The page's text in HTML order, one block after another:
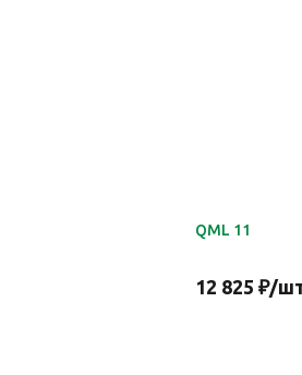
QML 11
12 825 ₽/